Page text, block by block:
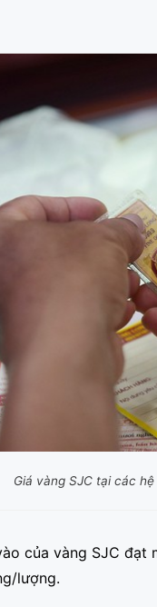
Giá vàng SJC tại các
của vàng SJC
lượng.